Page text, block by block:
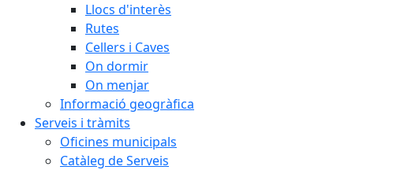
Llocs d'interès
Rutes
Cellers i Caves
On dormir
On menjar
Informació geogràfica
Serveis i tràmits
Oficines municipals
Catàleg de Serveis